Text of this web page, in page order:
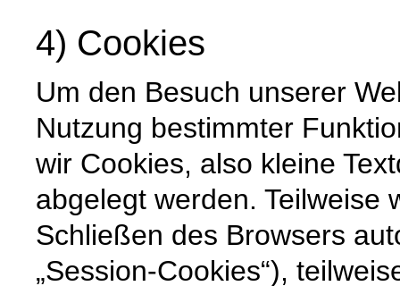
4) Cookies
Um den Besuch unserer
Nutzung bestimmter
wir Cookies, also kleine
abgelegt werden. Teilweise
Schließen des Browsers
„Session-Cookies“),